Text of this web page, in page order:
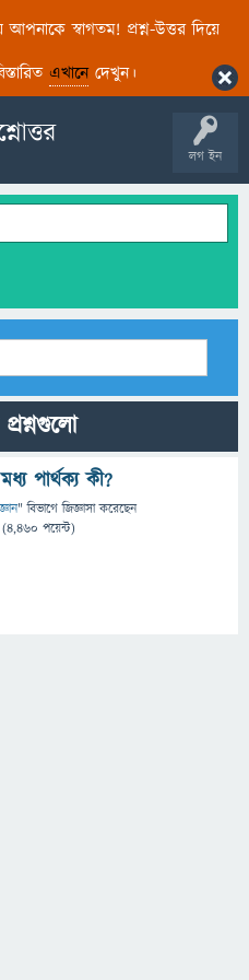
আপনাকে স্বাগতম! প্রশ্ন-উত্তর দিয়ে
এখানেদেখুন।
লগ ইন
প্রশ্নগুলো
পার্থক্য কী?
" বিভাগে জিজ্ঞাসাকরেছেন
(4,460 পয়েন্ট)